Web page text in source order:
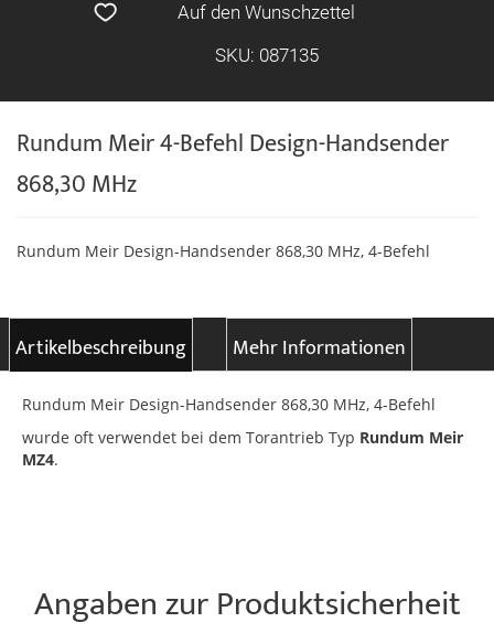
Rundum Meir 4-Befehl Design-Handsender
868,30 MHz
Auf den Wunschzettel
SKU: 087135
Rundum Meir Design-Handsender 868,30 MHz, 4-Befehl
Artikelbeschreibung Mehr Informationen
Rundum Meir Design-Handsender 868,30 MHz, 4-Befehl
wurde oft verwendet bei dem Torantrieb Typ Rundum Meir
MZ4.
Angaben zur Produktsicherheit